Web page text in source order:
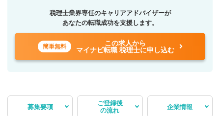
税理士業界専任のキャリアアドバイザーが
あなたの転職成功を支援します。
簡単無料
この求人から
マイナビ転職 税理士に申し込む
募集要項
ご登録後
の流れ
企業情報